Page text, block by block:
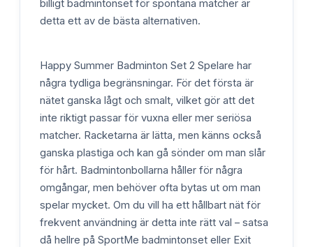
billigt badmintonset för spontana matcher är
detta ett av de bästa alternativen.
Happy Summer Badminton Set 2 Spelare har
några tydliga begränsningar. För det första är
nätet ganska lågt och smalt, vilket gör att det
inte riktigt passar för vuxna eller mer seriösa
matcher. Racketarna är lätta, men känns också
ganska plastiga och kan gå sönder om man slår
för hårt. Badmintonbollarna håller för några
omgångar, men behöver ofta bytas ut om man
spelar mycket. Om du vill ha ett hållbart nät för
frekvent användning är detta inte rätt val – satsa
då hellre på SportMe badmintonset eller Exit